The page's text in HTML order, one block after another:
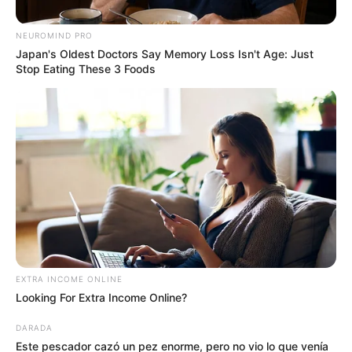
Suministrada
Por:Didimo Elmer Pérez Zapata
Octubre 6, 2019
NEUROMIND PRO
Japan's Oldest Doctors Say Memory Loss Isn't Age: Just
Stop Eating These 3 Foods
EXTRA INCOME ONLINE
Looking For Extra Income Online?
DARADA
Este pescador cazó un pez enorme, pero no vio lo que venía